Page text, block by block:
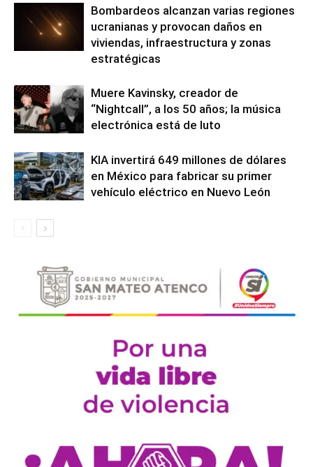
Bombardeos alcanzan varias regiones
ucranianas y provocan daños en
viviendas, infraestructura y zonas
estratégicas
Muere Kavinsky, creador de
“Nightcall”, a los 50 años; la música
electrónica está de luto
KIA invertirá 649 millones de dólares
en México para fabricar su primer
vehículo eléctrico en Nuevo León